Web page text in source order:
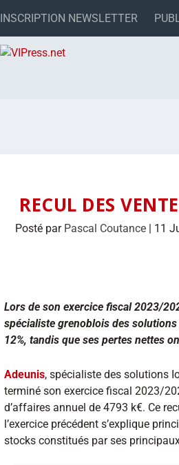
INSCRIPTION NEWSLETTER
RECUL DES
Posté par Pascal Coutance| 11
Lors de son exercice fiscal 2023/
spécialiste grenoblois des
12%, tandis que ses pertes nettes
Adeunis, spécialiste des solutions
terminé son exercice fiscal 2023/
d’affaires annuel de 4793 k€. Ce
l’exercice précédent s’explique
stocks constitués par ses